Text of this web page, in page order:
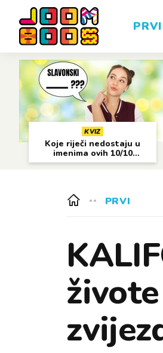
PRVI
KVIZ
Koje riječi nedostaju u
imenima ovih 10/10
gradova?
PRVI